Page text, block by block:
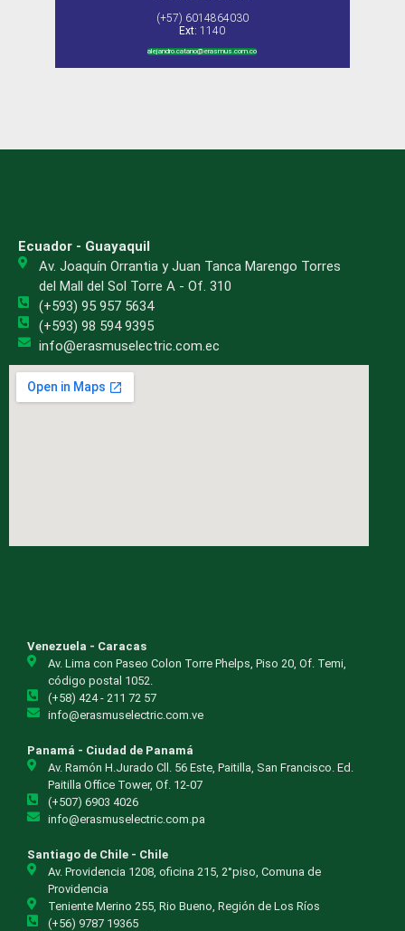
(+57) 6014864030
Ext: 1140
alejandro.catano@erasmus.com.co
Ecuador - Guayaquil
Av. Joaquín Orrantia y Juan Tanca Marengo Torres
del Mall del Sol Torre A - Of. 310
(+593) 95 957 5634
(+593) 98 594 9395
info@erasmuselectric.com.ec
Venezuela - Caracas
Av. Lima con Paseo Colon Torre Phelps, Piso 20, Of. Temi,
código postal 1052.
(+58) 424 - 211 72 57
info@erasmuselectric.com.ve
Panamá - Ciudad de Panamá
Av. Ramón H.Jurado Cll. 56 Este, Paitilla, San Francisco. Ed.
Paitilla Office Tower, Of. 12-07
(+507) 6903 4026
info@erasmuselectric.com.pa
Santiago de Chile - Chile
Av. Providencia 1208, oficina 215, 2°piso, Comuna de
Providencia
Teniente Merino 255, Rio Bueno, Región de Los Ríos
(+56) 9787 19365